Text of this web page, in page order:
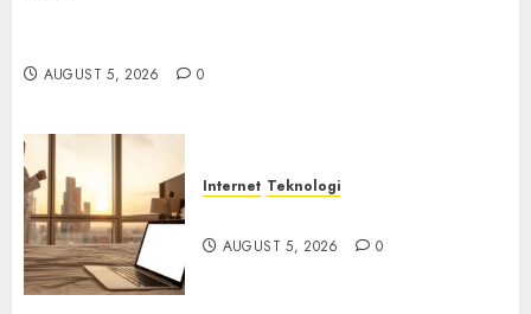
AUGUST 5, 2026 0
Internet Teknologi
AUGUST 5, 2026 0